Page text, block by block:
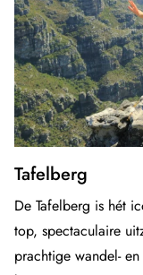
Tafelberg
De Tafelberg is hét
top, spectaculaire
prachtige wandel-